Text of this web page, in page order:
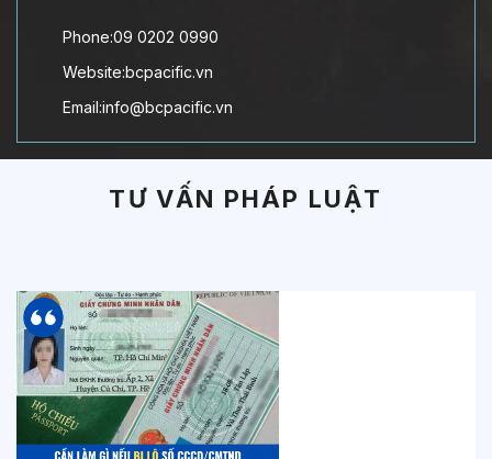
Phone:09 0202 0990
Website:bcpacific.vn
Email:info@bcpacific.vn
TƯ VẤN PHÁP LUẬT